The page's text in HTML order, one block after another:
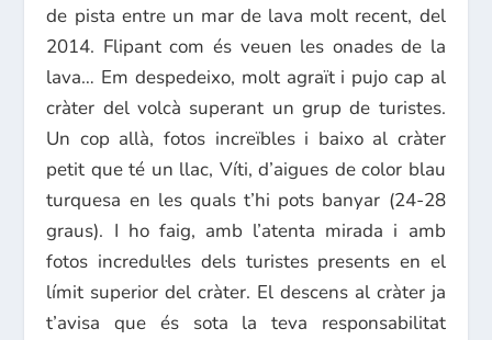
de pista entre un mar de lava molt recent, del
2014. Flipant com és veuen les onades de la
lava… Em despedeixo, molt agraït i pujo cap al
cràter del volcà superant un grup de turistes.
Un cop allà, fotos increïbles i baixo al cràter
petit que té un llac, Víti, d’aigues de color blau
turquesa en les quals t’hi pots banyar (24-28
graus). I ho faig, amb l’atenta mirada i amb
fotos incredul·les dels turistes presents en el
límit superior del cràter. El descens al cràter ja
t’avisa que és sota la teva responsabilitat